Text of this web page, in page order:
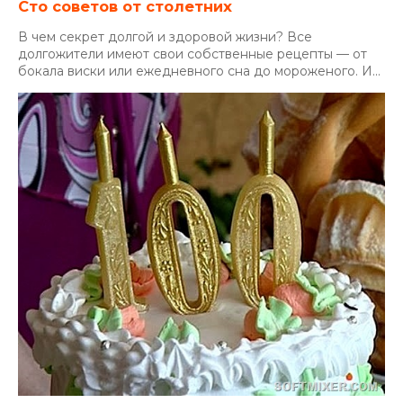
Сто советов от столетних
В чем секрет долгой и здоровой жизни? Все
долгожители имеют свои собственные рецепты — от
бокала виски или ежедневного сна до мороженого. И...